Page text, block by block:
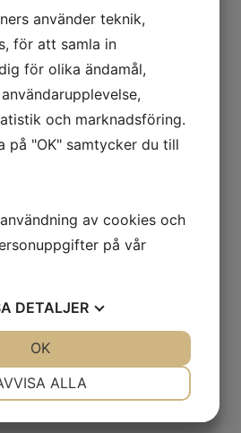
använder teknik,
för att samla in
för olika ändamål,
och marknadsföring.
på "OK" samtycker du till
av cookies och
på vår
DETALJER
ALLA
OK